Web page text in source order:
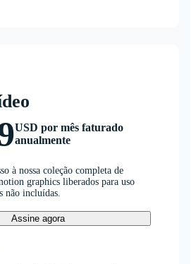
USD por mês faturado
anualmente
à nossa coleção completa de
graphics liberados para uso
não incluídas.
Assine agora